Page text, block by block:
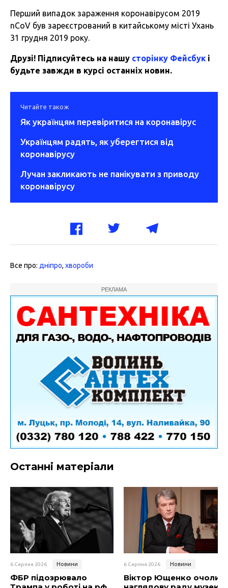
Перший випадок зараження коронавірусом 2019
nCoV був зареєстрований в китайському місті Ухань
31 грудня 2019 року.
Друзі! Підписуйтесь на нашу сторінку Фейсбук і
будьте завжди в курсі останніх новин.
Читайте також
Як українцям перевіритися на коронавірус
Українцям радять, як уберегтися від
коронавірусу
Лучан закликають не панікувати з приводу
коронавірусу
Все про: дніпро, хвороби
РЕКЛАМА
Останні матеріали
6 Серпня 2026 Новини
ФБР підозрювало
6 Серпня 2026 Новини
Віктор Ющенко очолив